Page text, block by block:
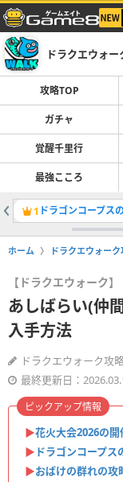
ドラクエウォ
攻略TOP
ガチャ
覚醒千里行
最強こころ
1 ドラゴンコープス
ホーム ドラクエウォー
【ドラクエウォーク】
あしばらい(仲
入手方法
ドラクエウォーク攻
最終更新日：
▶︎花火大会2026の
▶︎ ドラゴンコープス
▶︎おばけの群れの攻
ピックアップ情報